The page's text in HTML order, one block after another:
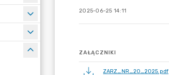
2025-06-25 14:11
ZAŁĄCZNIKI
ZARZ_NR_20_2025.pdf